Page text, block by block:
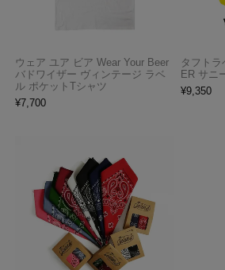
ウェア ユア ビア Wear Your Beer
バドワイザー ヴィンテージ ラベ
ル ポケットTシャツ
¥7,700
タフト
ER サニ
¥9,350